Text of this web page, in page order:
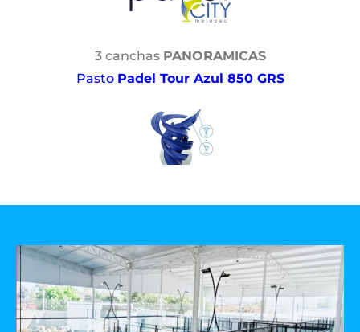
3 canchas PANORAMICAS
Pasto Padel Tour Azul 850 GRS